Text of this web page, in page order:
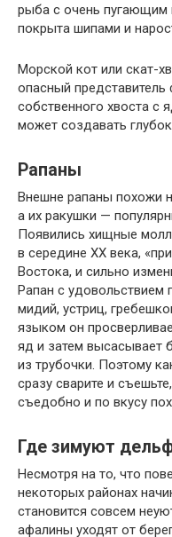
рыба с очень
покрыта шипами и
Морской кот или скат-
опасный
собственного хвоста с
может создавать
Рапаны
Внешне рапаны похожи
а их ракушки —
Появились хищные
в середине XX века,
Востока, и сильно
Рапан с удовольствием
мидий, устриц,
языком он
яд и затем высасывает
из трубочки. Поэтому
сразу сварите и
съедобно и по вкусу
Где зимуют
Несмотря на то, что
некоторых районах
становится совсем
афалины уходят от